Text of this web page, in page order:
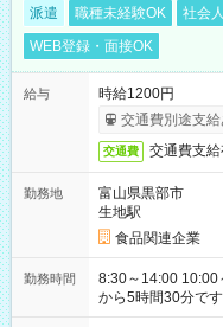
派遣 職種未経験OK 社会
WEB登録・面接OK
給与
時給1200円
交通費別途支給
交通費 交通費支給
勤務地
富山県黒部市
生地駅
食品関連企業
勤務時間
8:30～14:00 10:00～14:00
から5時間30分です